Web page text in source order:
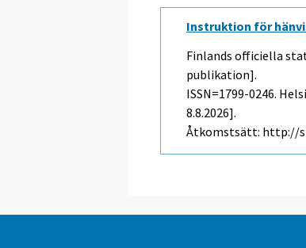
Instruktion för
Finlands officiella
publikation].
ISSN=1799-0246.
8.8.2026].
Åtkomstsätt: http://